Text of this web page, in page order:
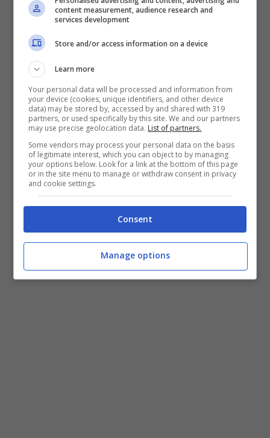
Una livrea speciale
Purtroppo non è riuscito nell’intento di
frenare la corsa iridata di Toprak
Razgatlioglu ed essere di aiuto per il
compagno di squadraJonathan Rea
Peccato anche per il mancato podio dopo
la bella sfida con Michael Rinaldi e Axel
Bassani. “Ero un po’ più veloce di Bassani,
ma sorpassare non è stato comunque
facile perché ero sempre un po’ troppo
lontano nelle staccate. Ha guidato bene,
molto bene, e ha fatto pochi errori”.
content measurement, audience research and
services development
Store and/or access information on a device
Learn more
Your personal data will be processed and information from
your device (cookies, unique identifiers, and other device
data) may be stored by, accessed by and shared with 319
partners, or used specifically by this site. We and our partners
may use precise geolocation data. List of partners.
Some vendors may process your personal data on the basis
of legitimate interest, which you can object to by managing
your options below. Look for a link at the bottom of this page
or in the site menu to manage or withdraw consent in privacy
and cookie settings.
Consent
Manage options